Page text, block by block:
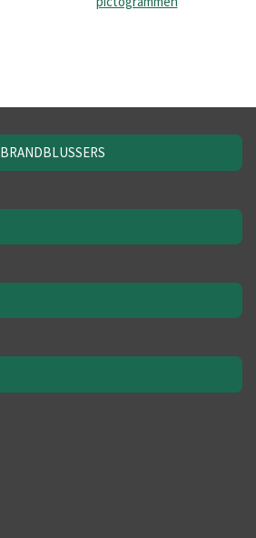
BRANDBLUSSERS